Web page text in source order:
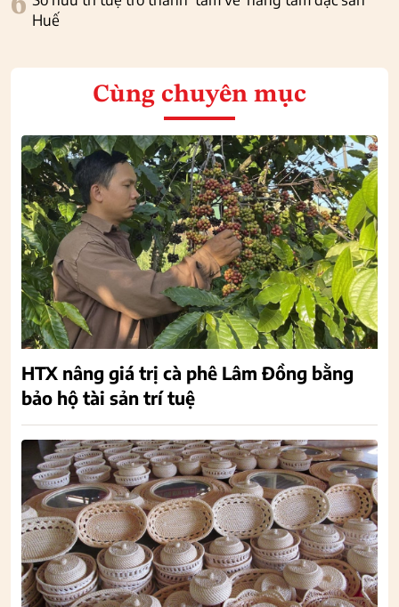
Huế
Cùng chuyên mục
HTX nâng giá trị cà phê Lâm Đồng bằng
bảo hộ tài sản trí tuệ